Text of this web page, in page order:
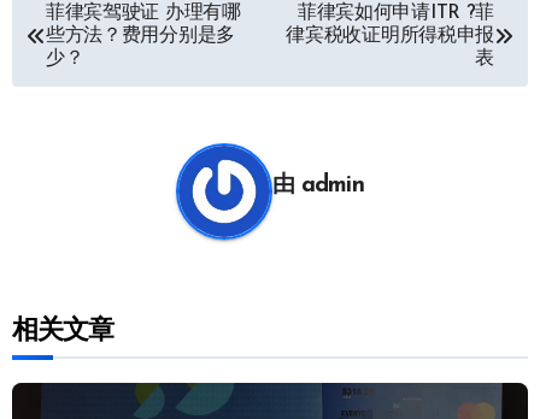
章
导
菲律宾驾驶证 办理有哪
些方法？费用分别是多
少？
菲律宾如何申请ITR ?菲
律宾税收证明所得税申报
表
由 admin
相关文章